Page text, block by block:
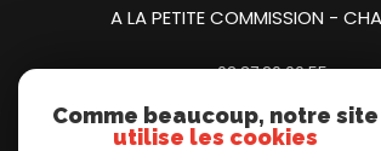
A LA PETITE COMMISSION -
02.37.20.00.55
28000 chartres
Comme beaucoup, notre site
utilise les cookies